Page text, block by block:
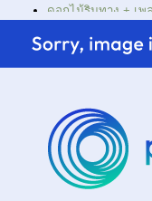
ดอกไม้ริมทาง + เพ
เพลงสามอารมณ์:
(when you taught
วววับจับตา ต้องใจ
Walt Whitman
นกสนามกอล์ฟ -
ฉันไม่มีเวทย์มนต์ - ม้
เที่ยวงาน Stage